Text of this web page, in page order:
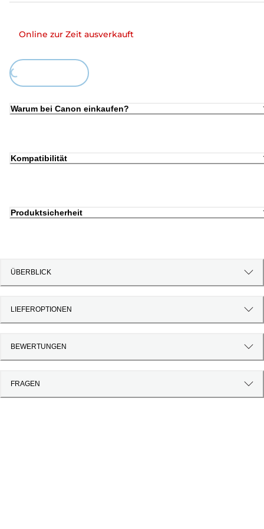
Online zur Zeit ausverkauft
Loading...
Warum bei Canon einkaufen?
Kompatibilität
Produktsicherheit
ÜBERBLICK
LIEFEROPTIONEN
BEWERTUNGEN
FRAGEN